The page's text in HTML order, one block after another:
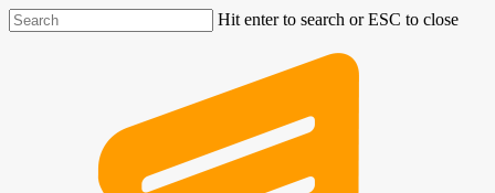
Hit enter to search or ESC to close